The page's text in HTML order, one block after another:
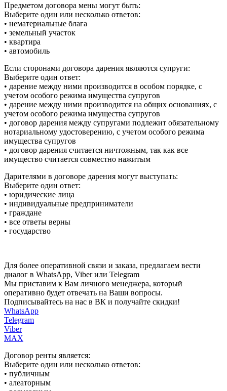
Предметом договора мены могут быть:
Выберите один или несколько ответов:
• нематериальные блага
• земельный участок
• квартира
• автомобиль
Если сторонами договора дарения являются супруги:
Выберите один ответ:
• дарение между ними производится в особом порядке, с
учетом особого режима имущества супругов
• дарение между ними производится на общих основаниях, с
учетом особого режима имущества супругов
• договор дарения между супругами подлежит обязательному
нотариальному удостоверению, с учетом особого режима
имущества супругов
• договор дарения считается ничтожным, так как все
имущество считается совместно нажитым
Дарителями в договоре дарения могут выступать:
Выберите один ответ:
• юридические лица
• индивидуальные предприниматели
• граждане
• все ответы верны
• государство
Для более оперативной связи и заказа, предлагаем вести
диалог в WhatsApp, Viber или Telegram
Мы приставим к Вам личного менеджера, который
оперативно будет отвечать на Ваши вопросы.
Подписывайтесь на нас в ВК и получайте скидки!
WhatsApp
Telegram
Viber
MAX
Договор ренты является:
Выберите один или несколько ответов:
• публичным
• алеаторным